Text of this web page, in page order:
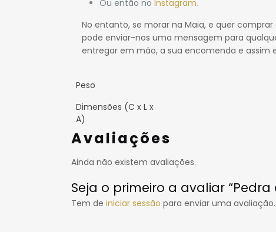
Ou então noInstagram.
No entanto, se morar na Maia, e quer comprar
pode enviar-nos uma mensagem para
entregar em mão, a sua encomenda e assim
Peso
Dimensões (C x L x
A)
Avaliações
Ainda não existem avaliações.
Seja o primeiro a avaliar
Tem de iniciar sessão para enviar uma avaliação.